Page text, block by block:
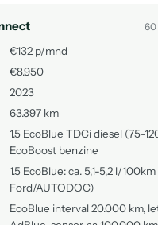
60
€132 p/mnd
€8.950
2023
63.397 km
1.5 EcoBlue TDCi diesel (75-
EcoBoost benzine
1.5 EcoBlue: ca. 5,1-5,2 l/
Ford/AUTODOC)
EcoBlue interval 20.000 km,